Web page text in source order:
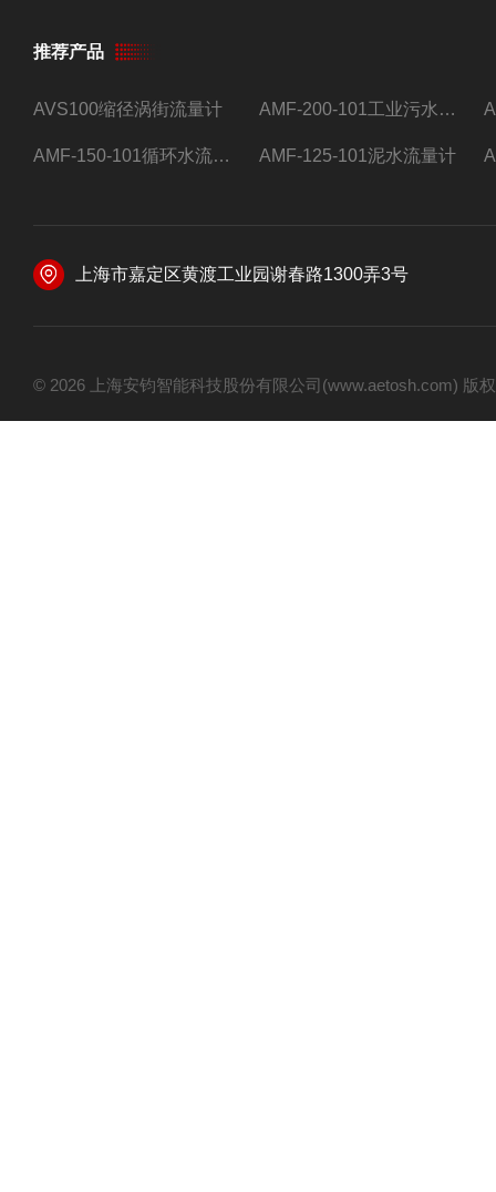
推荐产品
AVS100缩径涡街流量计 AMF-200-101工业污水流量计
AMF-150-101循环水流量计,电磁流量计 AMF-125-101泥水流量计
上海市嘉定区黄渡工业园谢春路1300弄3号
© 2026 上海安钧智能科技股份有限公司(www.aetosh.com)